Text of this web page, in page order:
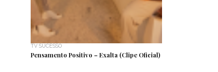
TV SUCESSO
Pensamento Positivo – Exalta (Clipe Oficial)